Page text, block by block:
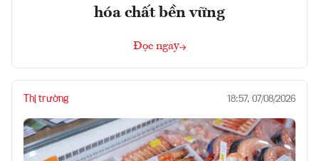
hóa chất bền vững
Đọc ngay
Thị trường 18:57, 07/08/2026